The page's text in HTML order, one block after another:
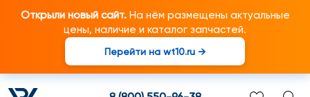
Открыли новый сайт.На нём размещены актуальные
цены, наличие и каталог запчастей.
Перейти на wt10.ru →
1499104 Промежуточный
рычаг подходит для